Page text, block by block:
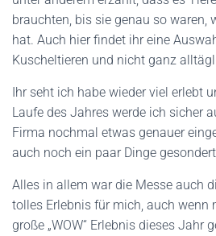
brauchten, bis sie genau so waren,
hat. Auch hier findet ihr eine
Kuscheltieren und nicht ganz
Ihr seht ich habe wieder viel erlebt
Laufe des Jahres werde ich sicher
Firma nochmal etwas genauer
auch noch ein paar Dinge
Alles in allem war die Messe auch
tolles Erlebnis für mich, auch wenn
große „WOW“ Erlebnis dieses Jahr